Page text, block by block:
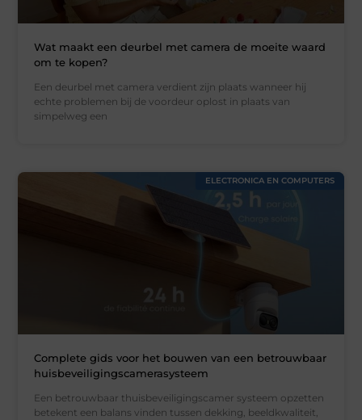
Wat maakt een deurbel met camera de moeite waard
om te kopen?
Een deurbel met camera verdient zijn plaats wanneer hij
echte problemen bij de voordeur oplost in plaats van
simpelweg een
ELECTRONICA EN COMPUTERS
Complete gids voor het bouwen van een betrouwbaar
huisbeveiligingscamerasysteem
Een betrouwbaar thuisbeveiligingscamer systeem opzetten
betekent een balans vinden tussen dekking, beeldkwaliteit,